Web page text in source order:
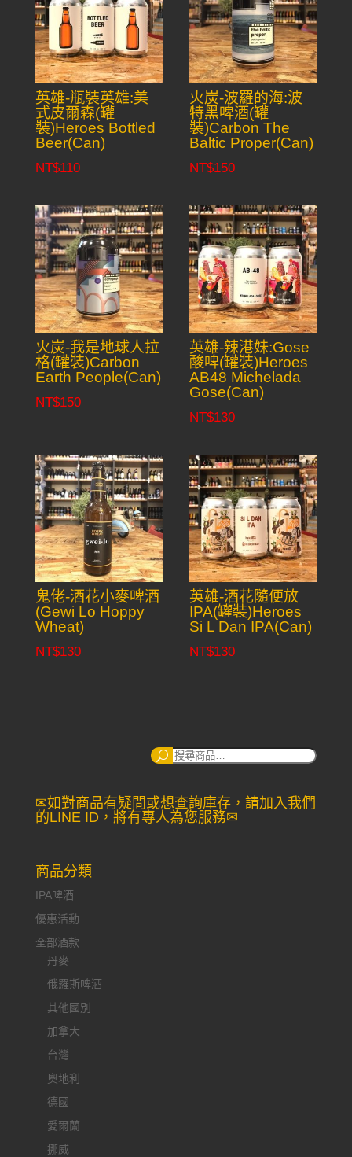
英雄-瓶裝英雄:美
式皮爾森(罐
裝)Heroes Bottled
Beer(Can)
NT$110
火炭-波羅的海:波
特黑啤酒(罐
裝)Carbon The
Baltic Proper(Can)
NT$150
火炭-我是地球人拉
格(罐裝)Carbon
Earth People(Can)
NT$150
英雄-辣港妹:Gose
酸啤(罐裝)Heroes
AB48 Michelada
Gose(Can)
NT$130
鬼佬-酒花小麥啤酒
(Gewi Lo Hoppy
Wheat)
NT$130
英雄-酒花隨便放
IPA(罐裝)Heroes
Si L Dan IPA(Can)
NT$130
搜
✉如對商品有疑問或想查詢庫存，請加入我們
的LINE ID，將有專人為您服務✉
商品分類
IPA啤酒
優惠活動
全部酒款
丹麥
俄羅斯啤酒
其他國別
加拿大
台灣
奧地利
德國
愛爾蘭
挪威